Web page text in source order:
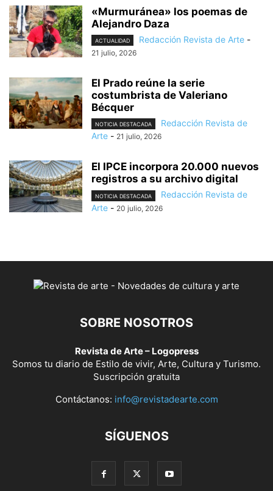
«Murmuránea» los poemas de
Alejandro Daza
ACTUALIDAD Redacción Revista de Arte -
21 julio, 2026
El Prado reúne la serie
costumbrista de Valeriano
Bécquer
NOTICIA DESTACADA
Redacción Revista de
Arte - 21 julio, 2026
El IPCE incorpora 20.000 nuevos
registros a su archivo digital
NOTICIA DESTACADA
Redacción Revista de
Arte - 20 julio, 2026
SOBRE NOSOTROS
Revista de Arte – Logopress
Somos tu diario de Estilo de vivir, Arte, Cultura y Turismo.
Suscripción gratuita
Contáctanos: info@revistadearte.com
SÍGUENOS